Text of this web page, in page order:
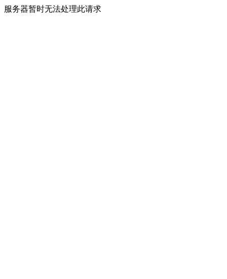
服务器暂时无法处理此请求